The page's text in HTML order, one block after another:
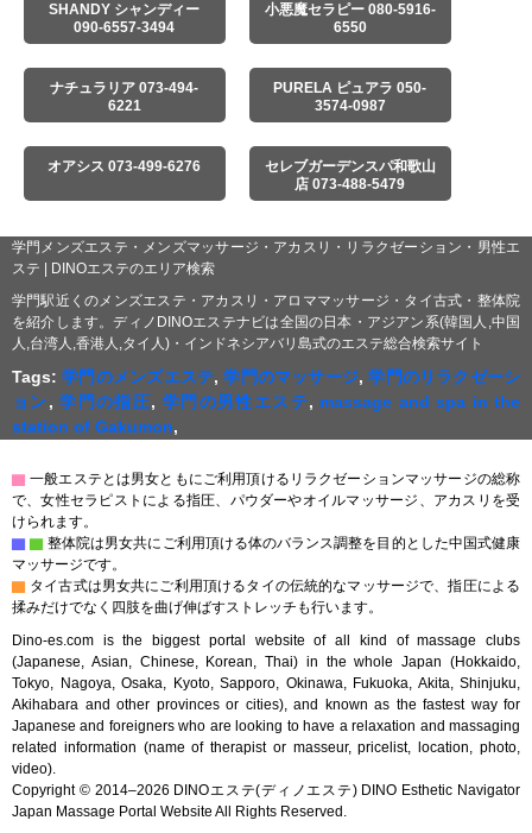
SHANDY シャンディー
090-6557-3494
小悪魔セラピー 080-5916-
6550
ナチュラリア 073-494-
6221
PURELA ピュアラ 050-
3574-0987
オアシス 073-499-6276
セレブガーデンスパ和歌山
店 073-488-5479
学門メンズエステ・メンズマッサージ・アカスリ・リラクゼーション・男性エ
ステ | DINOエステのエリア検索
学門駅近くのメンズエステ・アカスリ・アロママッサージ・タイ古式・整体院
を紹介します。ディノDINOエステナビは全国の日本・アジアン系(韓国人,中国
人,台湾人,香港人,タイ人)・インドネシアバリ島式のエステ総合検索サイト
Tags:学門のメンズエステ,学門のマッサージ,学門のリラクゼーシ
ョン,学門の指圧, 学門の男性エステ, massage and spa in the
station of Gakumon,
▇ 一般エステとは男女ともにご利用頂けるリラクゼーションマッサージの総称
で、女性セラピストによる指圧、パウダーやオイルマッサージ、アカスリを受
けられます。
▇ ▇ 整体院は男女共にご利用頂ける体のバランス調整を目的とした中国式健康
マッサージです。
▇ タイ古式は男女共にご利用頂けるタイの伝統的なマッサージで、指圧による
揉みだけでなく四肢を曲げ伸ばすストレッチも行います。
Dino-es.com is the biggest portal website of all kind of massage clubs
(Japanese, Asian, Chinese, Korean, Thai) in the whole Japan (Hokkaido,
Tokyo, Nagoya, Osaka, Kyoto, Sapporo, Okinawa, Fukuoka, Akita, Shinjuku,
Akihabara and other provinces or cities), and known as the fastest way for
Japanese and foreigners who are looking to have a relaxation and massaging
related information (name of therapist or masseur, pricelist, location, photo,
video).
Copyright © 2014–2026 DINOエステ(ディノエステ) DINO Esthetic Navigator
Japan Massage Portal Website All Rights Reserved.